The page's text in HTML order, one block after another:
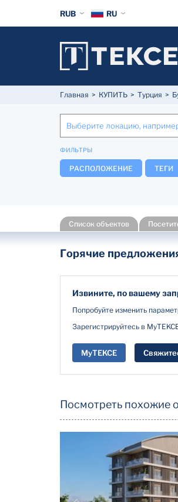
Главная КУПИТЬ Турция
ФИЛЬТРЫ
РАСПОЛОЖЕНИЕ ТЕГИ
Список объектов
Горячие
Извините, по вашему
Попробуйте изменить
Зарегистрируйтесь в
MyTEKCE
Посмотреть похожие
RUB RU